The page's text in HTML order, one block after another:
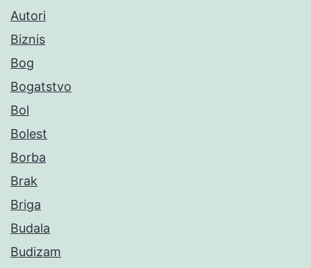
Autori
Biznis
Bog
Bogatstvo
Bol
Bolest
Borba
Brak
Briga
Budala
Budizam